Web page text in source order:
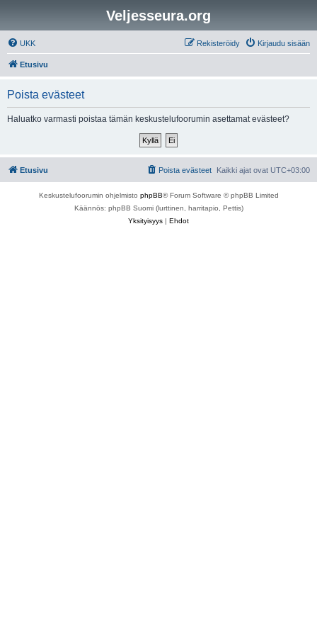
Veljesseura.org
UKK Kirjaudu sisään
Rekisteröidy
Etusivu
Poista evästeet
Haluatko varmasti poistaa tämän keskustelufoorumin asettamat evästeet?
Etusivu Kaikki ajat ovat UTC+03:00
Poista evästeet
Keskustelufoorumin ohjelmisto phpBB® Forum Software © phpBB Limited
Käännös: phpBB Suomi (lurttinen, harritapio, Pettis)
Yksityisyys | Ehdot